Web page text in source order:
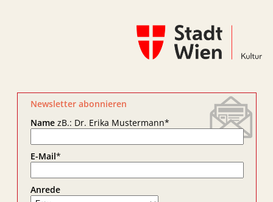
Newsletter abonnieren
NamezB.: Dr. Erika Mustermann*
E-Mail*
Anrede